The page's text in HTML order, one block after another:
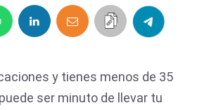
y tienes menos de 35
ser minuto de llevar tu